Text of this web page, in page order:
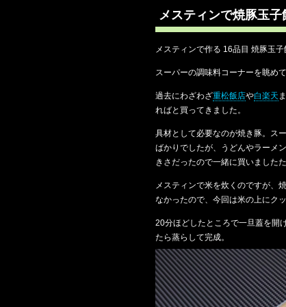
メスティンで焼豚玉子
メスティンで作る 16品目 焼豚玉子
スーパーの調味料コーナーを眺め
過去にわざわざ重松飯店や白楽天
ればと買ってきました。
具材として必要なのが焼き豚。ス
ばかりでしたが、うどんやラーメ
きさだったので一緒に買いましたた
メスティンで米を炊くのですが、
なかったので、今回は米の上にク
20分ほどしたところで一旦蓋を開
たら蒸らして完成。